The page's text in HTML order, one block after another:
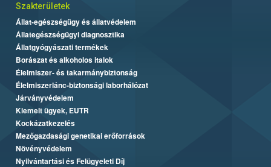
Szakterületek
Állat-egészségügy és állatvédelem
Állategészségügyi diagnosztika
Állatgyógyászati termékek
Borászat és alkoholos italok
Élelmiszer- és takarmánybiztonság
Élelmiszerlánc-biztonsági laborhálózat
Járványvédelem
Kiemelt ügyek, EUTR
Kockázatkezelés
Mezőgazdasági genetikai erőforrások
Növényvédelem
Nyilvántartási és Felügyeleti Díj